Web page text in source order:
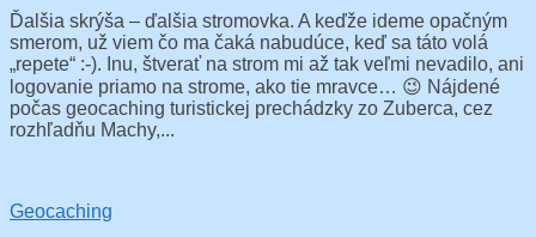
Ďalšia skrýša – ďalšia stromovka. A keďže ideme opačným
smerom, už viem čo ma čaká nabudúce, keď sa táto volá
„repete“ :-). Inu, štverať na strom mi až tak veľmi nevadilo, ani
logovanie priamo na strome, ako tie mravce… 😉 Nájdené
počas geocaching turistickej prechádzky zo Zuberca, cez
rozhľadňu Machy,...
Geocaching